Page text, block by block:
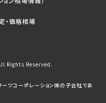
・価格相場
Rights Reserved.
ーツコーポレーション㈱の子会社であ